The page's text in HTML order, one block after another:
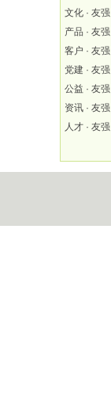
文化 · 友强
产品 · 友强
客户 · 友强
党建 · 友强
公益 · 友强
资讯 · 友强
人才 · 友强